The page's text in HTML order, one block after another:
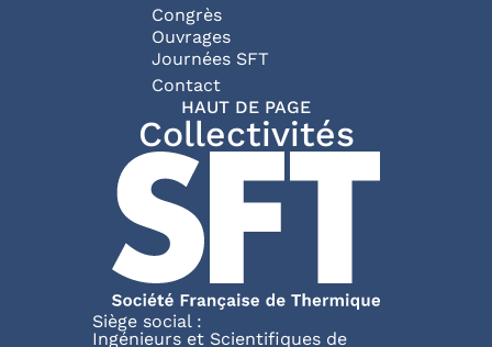
Congrès
Ouvrages
Journées SFT
Pied de page
Contact
HAUT DE PAGE
Collectivités
Siège social :
Ingénieurs et Scientifiques de